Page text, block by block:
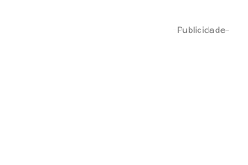
-Publicidade-